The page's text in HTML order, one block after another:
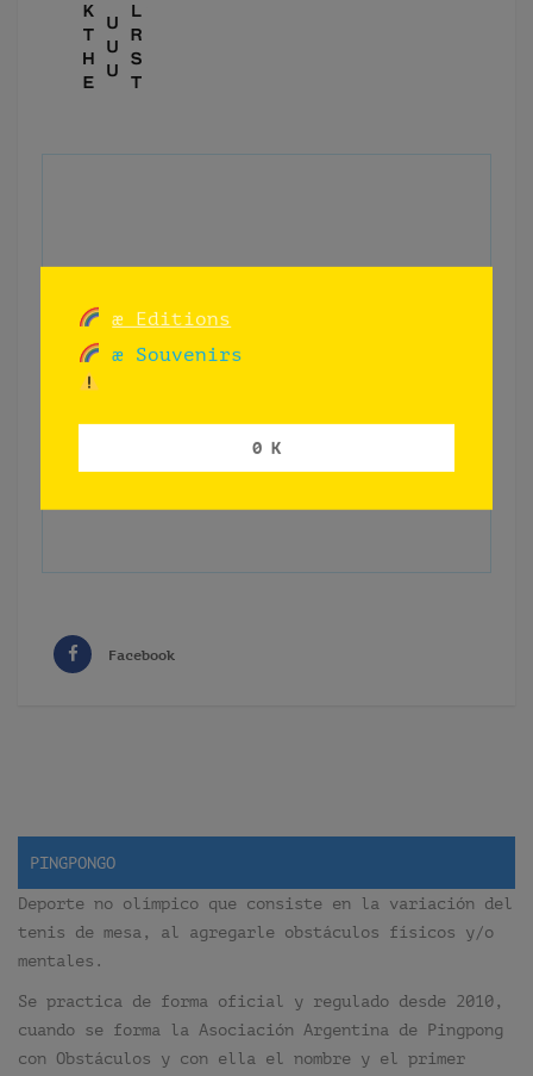
Facebook
PINGPONGO
Deporte no olímpico que consiste en la variación del
tenis de mesa, al agregarle obstáculos físicos y/o
mentales.
Se practica de forma oficial y regulado desde 2010,
cuando se forma la Asociación Argentina de Pingpong
con Obstáculos y con ella el nombre y el primer
æ Editions
æ Souvenirs
0 K